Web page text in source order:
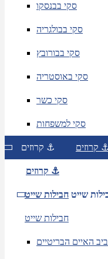
סקי בבנסקו
סקי בבולגריה
סקי בבורובץ
סקי באוסטריה
סקי כשר
סקי למשפחות
קרוזים ⚓ קרוזים ⚓
קרוזים ⚓
שייט חבילות שייט
חבילות שייט
האיים הבריטיים